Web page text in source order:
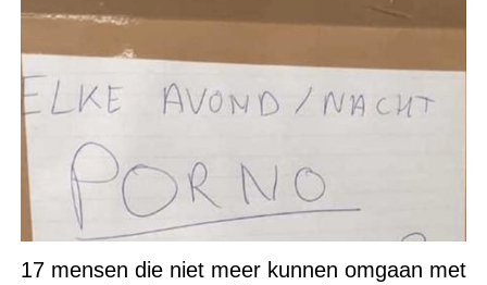
17 mensen die niet meer kunnen omgaan met